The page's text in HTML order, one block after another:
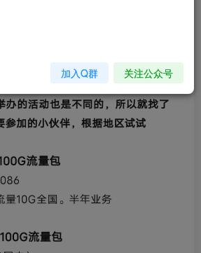
加入Q群 关注公众号